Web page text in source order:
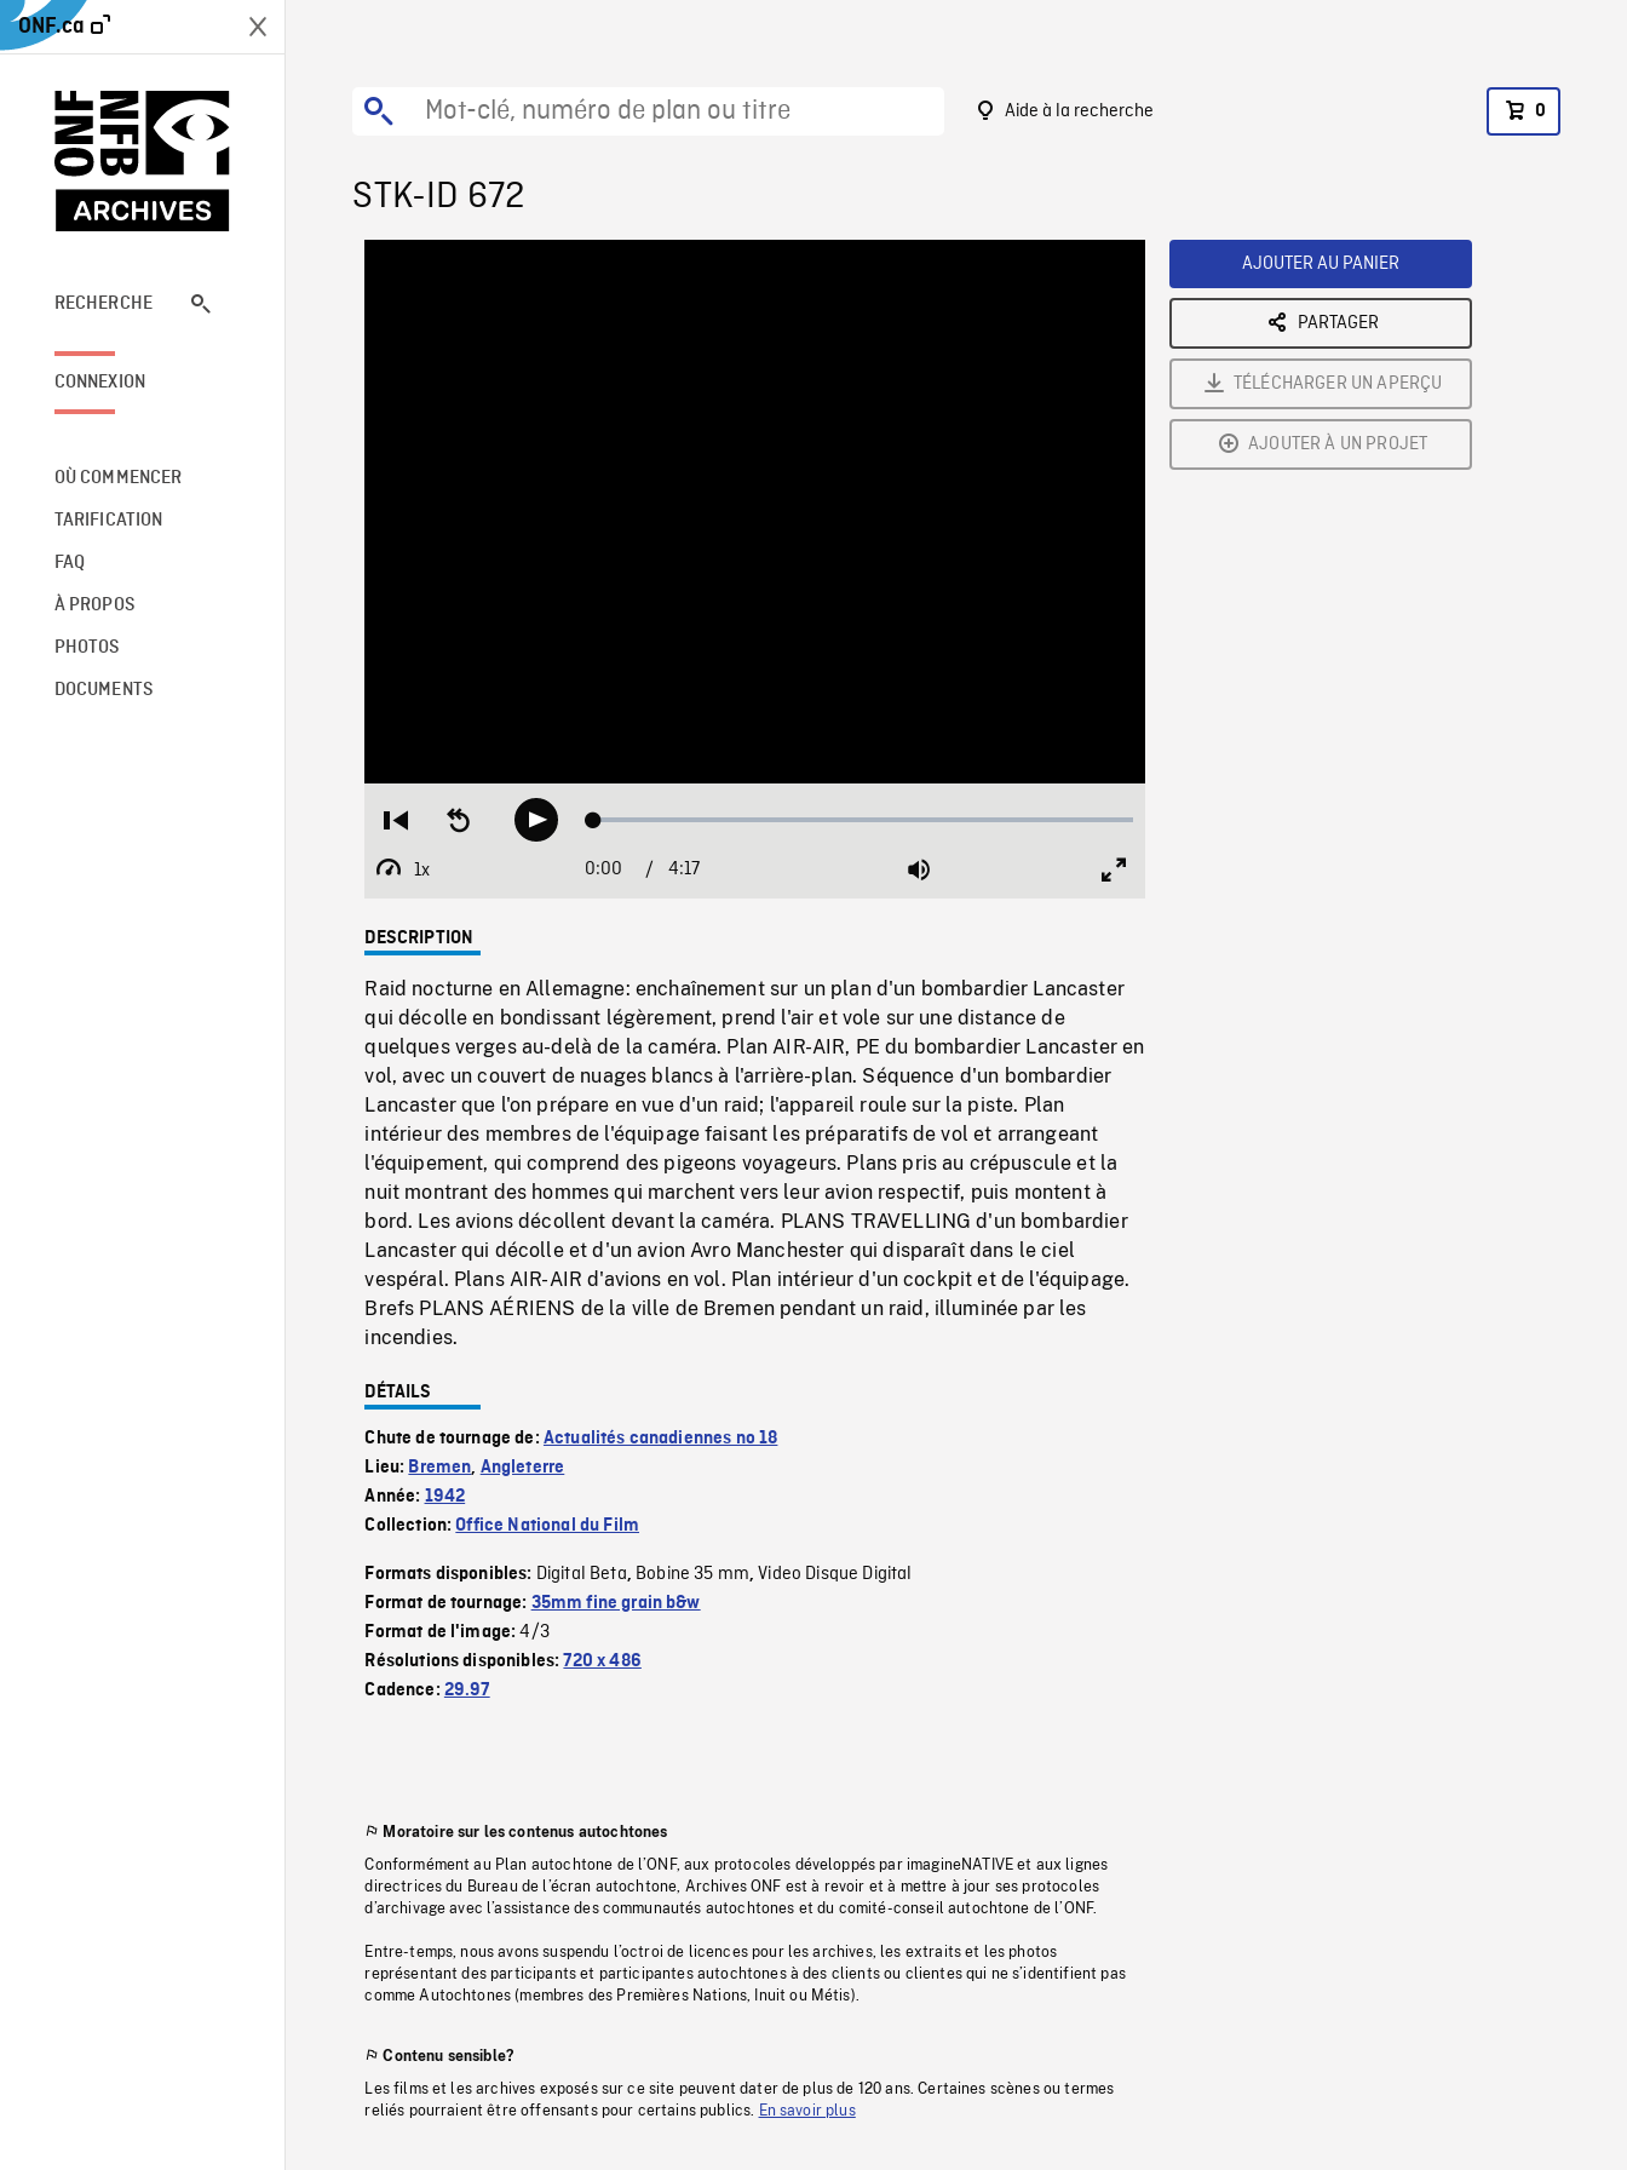
ONF.ca
RECHERCHE
CONNEXION
OÙ COMMENCER
TARIFICATION
FAQ
À PROPOS
PHOTOS
DOCUMENTS
Aide à la recherche 0
STK-ID 672
Restart
beginning
Seek
backwardPlay Loaded:
1x
Playback
Current
0:00 / 4:17 Mute
DESCRIPTION
Raid nocturne en Allemagne: enchaînement sur un plan d'un bombardier Lancaster
qui décolle en bondissant légèrement, prend l'air et vole sur une distance de
quelques verges au-delà de la caméra. Plan AIR-AIR, PE du bombardier Lancaster en
vol, avec un couvert de nuages blancs à l'arrière-plan. Séquence d'un bombardier
Lancaster que l'on prépare en vue d'un raid; l'appareil roule sur la piste. Plan
intérieur des membres de l'équipage faisant les préparatifs de vol et arrangeant
l'équipement, qui comprend des pigeons voyageurs. Plans pris au crépuscule et la
nuit montrant des hommes qui marchent vers leur avion respectif, puis montent à
bord. Les avions décollent devant la caméra. PLANS TRAVELLING d'un bombardier
Lancaster qui décolle et d'un avion Avro Manchester qui disparaît dans le ciel
vespéral. Plans AIR-AIR d'avions en vol. Plan intérieur d'un cockpit et de l'équipage.
Brefs PLANS AÉRIENS de la ville de Bremen pendant un raid, illuminée par les
incendies.
DÉTAILS
Chute de tournage de: Actualités canadiennes no 18
Lieu: Bremen, Angleterre
Année: 1942
Collection:Office National du Film
Formats disponibles: Digital Beta, Bobine 35 mm,Video Disque Digital
Format de tournage: 35mm fine grain b&w
Format de l'image:4/3
Résolutions disponibles:720 x 486
Cadence: 29.97
Moratoire sur les contenus autochtones
Conformément au Plan autochtone de l’ONF, aux protocoles développés par imagineNATIVE et aux lignes
directrices du Bureau de l’écran autochtone, Archives ONF est à revoir et à mettre à jour ses protocoles
d’archivage avec l’assistance des communautés autochtones et du comité-conseil autochtone de l’ONF.
Entre-temps, nous avons suspendu l’octroi de licences pour les archives, les extraits et les photos
représentant des participants et participantes autochtones à des clients ou clientes qui ne s’identifient pas
comme Autochtones (membres des Premières Nations, Inuit ou Métis).
Contenu sensible?
Les films et les archives exposés sur ce site peuvent dater de plus de 120 ans. Certaines scènes ou termes
reliés pourraient être offensants pour certains publics.
En savoir plus
AJOUTER AU PANIER
PARTAGER
TÉLÉCHARGER UN APERÇU
AJOUTER À UN PROJET